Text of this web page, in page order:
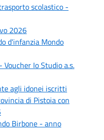
scolastico -
2026
d'infanzia Mondo
Io Studio a.s.
agli idonei iscritti
di Pistoia con
Birbone - anno